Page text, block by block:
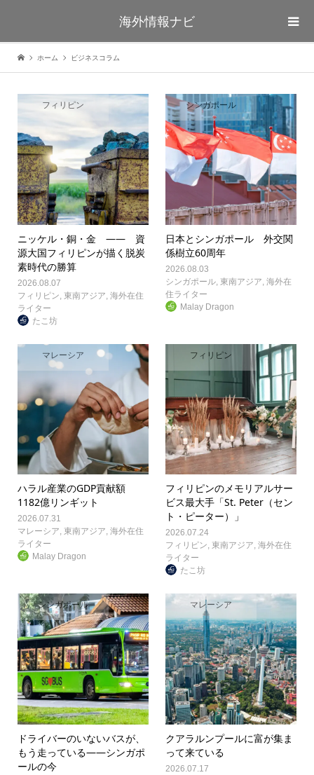
海外情報ナビ
ホーム ビジネスコラム
フィリピン
ニッケル・銅・金 —— 資
源大国フィリピンが描く脱炭
素時代の勝算
2026.08.07
フィリピン 東南アジア 海外在住
ライター
たこ坊
シンガポール
日本とシンガポール 外交関
係樹立60周年
2026.08.03
シンガポール 東南アジア ,海外在
住ライター
Malay Dragon
マレーシア
ハラル産業のGDP貢献額
1182億リンギット
2026.07.31
マレーシア, 東南アジア, 海外在住
ライター
Malay Dragon
フィリピン
フィリピンのメモリアルサー
ビス最大手「St. Peter（セン
ト・ピーター）」
2026.07.24
フィリピン, 東南アジア,海外在住
ライター
たこ坊
シンガポール
ドライバーのいないバスが、
もう走っている――シンガポ
ールの今
マレーシア
クアラルンプールに富が集ま
って来ている
2026.07.17